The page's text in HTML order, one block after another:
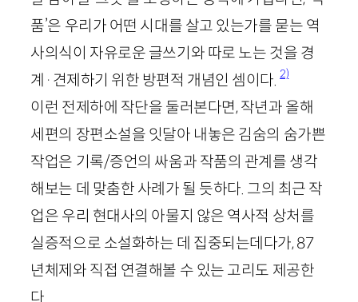
품’은 우리가 어떤 시대를 살고 있는가를 묻는 역
사의식이 자유로운 글쓰기와 따로 노는 것을 경
계 · 견제하기 위한 방편적 개념인 셈이다.2)
이런 전제하에 작단을 둘러본다면, 작년과 올해
세편의 장편소설을 잇달아 내놓은 김숨의 숨가쁜
작업은 기록/증언의 싸움과 작품의 관계를 생각
해보는 데 맞춤한 사례가 될 듯하다. 그의 최근 작
업은 우리 현대사의 아물지 않은 역사적 상처를
실증적으로 소설화하는 데 집중되는데다가,87
년체제와 직접 연결해볼 수 있는 고리도 제공한
다.